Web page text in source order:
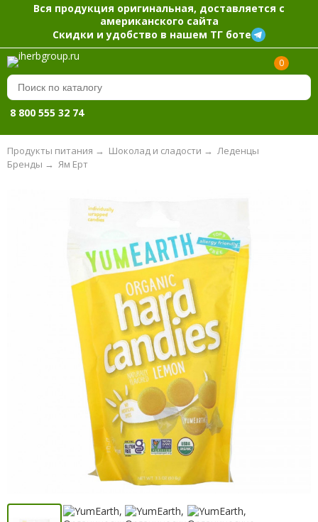
Вся продукция оригинальная, доставляется с
американского сайта
Скидки и удобство в нашем ТГ боте
0
8 800 555 32 74
Продукты питания → Шоколад и сладости → Леденцы
Ям Ерт
Бренды →